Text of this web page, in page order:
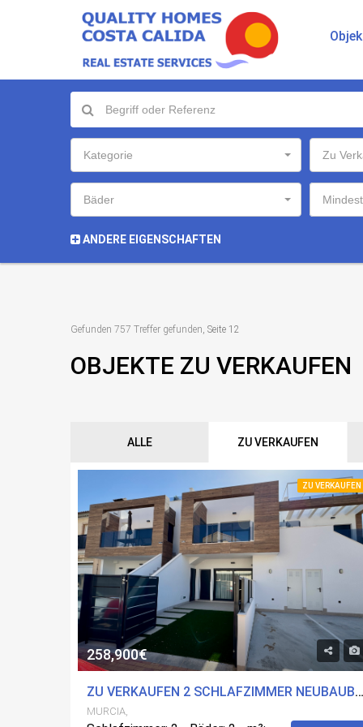
Kategorie Zu
Bäder
ANDERE EIGENSCHAFTEN
Gefunden 757 Treffer gefunden, Seite 12
OBJEKTE ZU VERKAUFEN
ALLE ZU VERKAUFEN
ZU VERKAUFEN
258,900€
ZU VERKAUFEN 2 SCHLAFZIMMER NEUBAUBUNGALOW IN SAN PEDRO DEL PINATAR, MURCIA MIT POOL
MURCIA,